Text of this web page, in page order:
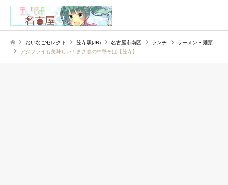
おいなごセレクト 笠寺駅(JR) 名古屋市南区 ランチ
ラーメン・麺類
アジフライも美味しい！まさ春の中華そば【笠寺】